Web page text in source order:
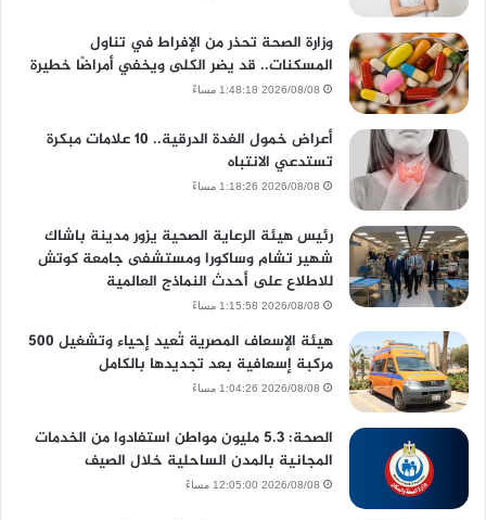
وزارة الصحة تحذر من الإفراط في تناول
المسكنات.. قد يضر الكلى ويخفي أمراضًا خطيرة
2026/08/08 1:48:18 مساءً
أعراض خمول الغدة الدرقية.. 10 علامات مبكرة
تستدعي الانتباه
2026/08/08 1:18:26 مساءً
رئيس هيئة الرعاية الصحية يزور مدينة باشاك
شهير تشام وساكورا ومستشفى جامعة كوتش
للاطلاع على أحدث النماذج العالمية
2026/08/08 1:15:58 مساءً
هيئة الإسعاف المصرية تُعيد إحياء وتشغيل 500
مركبة إسعافية بعد تجديدها بالكامل
2026/08/08 1:04:26 مساءً
الصحة: 5.3 مليون مواطن استفادوا من الخدمات
المجانية بالمدن الساحلية خلال الصيف
2026/08/08 12:05:00 مساءً